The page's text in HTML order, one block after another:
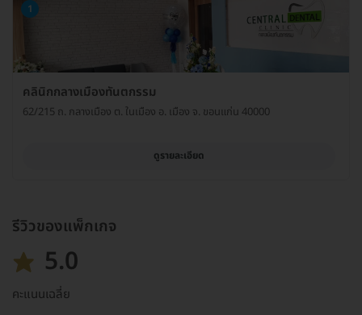
1
คลินิกกลางเมืองทันตกรรม
62/215 ถ. กลางเมือง ต. ในเมือง อ. เมือง จ. ขอนแก่น 40000
ดูรายละเอียด
รีวิวของแพ็กเกจ
5.0
คะแนนเฉลี่ย